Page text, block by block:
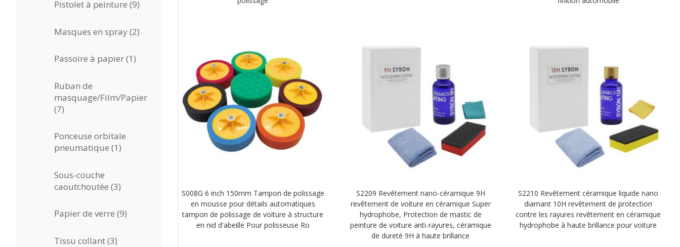
Pistolet à peinture 99
Masques en spray 22
Passoire à papier 11
Ruban de
masquage/Film/Papier
77
Ponceuse orbitale
pneumatique 11
Sous-couche
caoutchoutée 33
Papier de verre 99
Tissu collant 33
S008G 6 inch 150mm Tampon de polissage
en mousse pour détails automatiques
tampon de polissage de voiture à structure
en nid d'abeille Pour polisseuse Ro
S2209 Revêtement nano-céramique 9H
revêtement de voiture en céramique Super
hydrophobe, Protection de mastic de
peinture de voiture anti-rayures, céramique
de dureté 9H à haute brillance
S2210 Revêtement céramique liquide nano
diamant 10H revêtement de protection
contre les rayures revêtement en céramique
hydrophobe à haute brillance pour voiture